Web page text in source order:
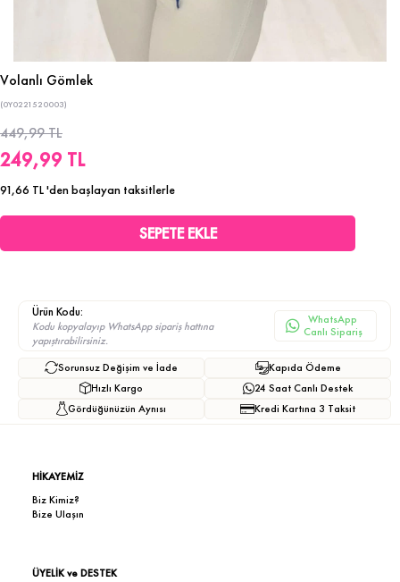
Volanlı Gömlek
(0Y0221520003)
449,99 TL
249,99 TL
91,66 TL'den başlayan taksitlerle
Ürün Kodu:
Kodu kopyalayıp WhatsApp sipariş hattına
yapıştırabilirsiniz.
WhatsApp
Canlı Sipariş
Sorunsuz Değişim ve İade
Hızlı Kargo
Gördüğünüzün Aynısı
Kapıda Ödeme
24 Saat Canlı Destek
Kredi Kartına 3 Taksit
HİKAYEMİZ
Biz Kimiz?
Bize Ulaşın
ÜYELİK ve DESTEK